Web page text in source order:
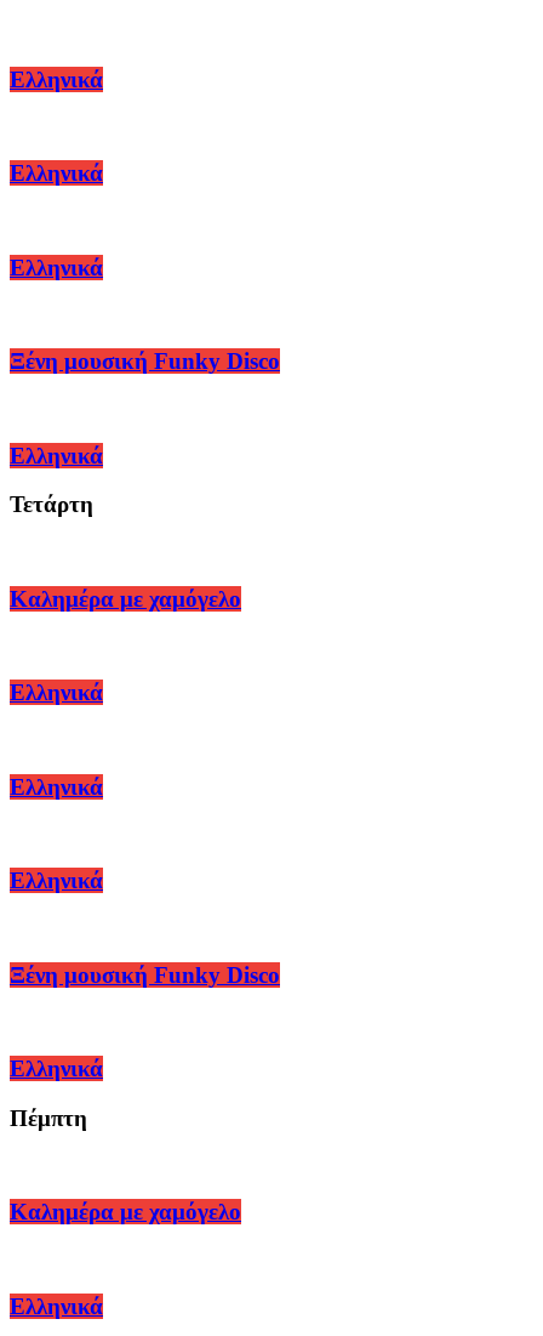
Ελληνικά
Ελληνικά
Ελληνικά
Ξένη μουσική Funky Disco
Ελληνικά
Τετάρτη
Καλημέρα με χαμόγελο
Ελληνικά
Ελληνικά
Ελληνικά
Ξένη μουσική Funky Disco
Ελληνικά
Πέμπτη
Καλημέρα με χαμόγελο
Ελληνικά